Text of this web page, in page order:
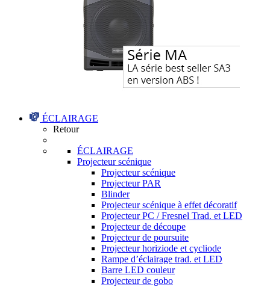
ÉCLAIRAGE
Retour
ÉCLAIRAGE
Projecteur scénique
Projecteur scénique
Projecteur PAR
Blinder
Projecteur scénique à effet décoratif
Projecteur PC / Fresnel Trad. et LED
Projecteur de découpe
Projecteur de poursuite
Projecteur horiziode et cycliode
Rampe d’éclairage trad. et LED
Barre LED couleur
Projecteur de gobo